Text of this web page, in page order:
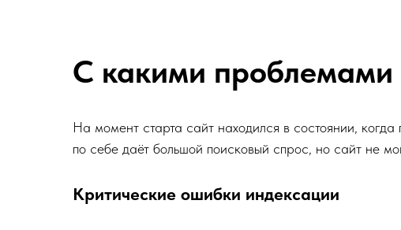
С какими проблемами
На момент старта сайт находился в состоянии,
по себе даёт большой поисковый спрос, но сайт не
Критические ошибки индексации